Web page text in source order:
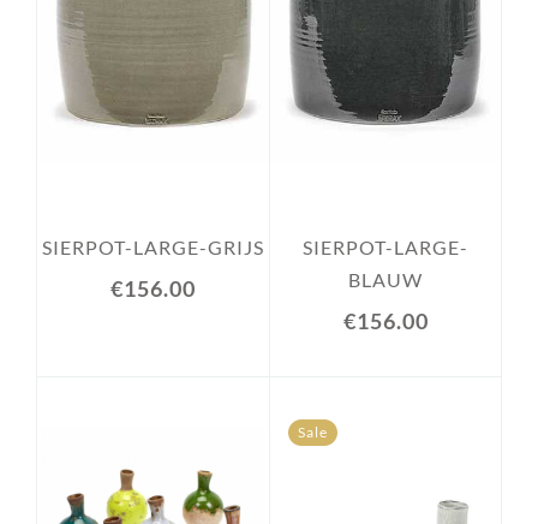
SIERPOT-LARGE-GRIJS
€156.00
SIERPOT-LARGE-
BLAUW
€156.00
Sale